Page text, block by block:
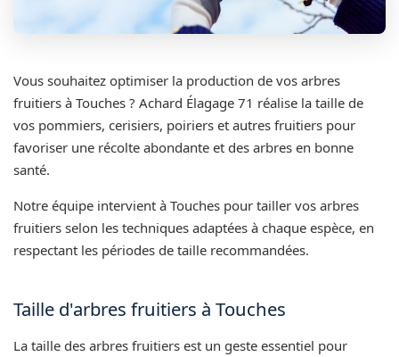
Vous souhaitez optimiser la production de vos arbres
fruitiers à Touches ? Achard Élagage 71 réalise la taille de
vos pommiers, cerisiers, poiriers et autres fruitiers pour
favoriser une récolte abondante et des arbres en bonne
santé.
Notre équipe intervient à Touches pour tailler vos arbres
fruitiers selon les techniques adaptées à chaque espèce, en
respectant les périodes de taille recommandées.
Taille d'arbres fruitiers à Touches
La taille des arbres fruitiers est un geste essentiel pour